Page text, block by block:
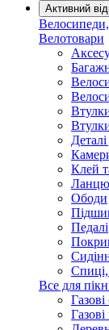
Активний
Велотовари
Клей
Ободи
Педалі
Спиці,
Все для
Газові